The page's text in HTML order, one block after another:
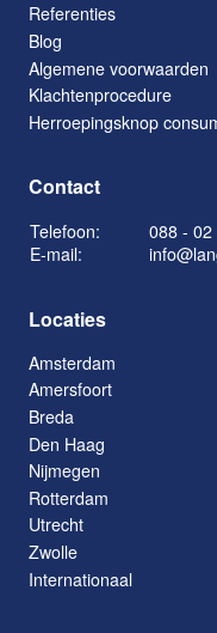
Referenties
Blog
Algemene voorwaarden
Klachtenprocedure
Herroepingsknop
Contact
Telefoon:
088 -
E-mail:
Locaties
Amsterdam
Amersfoort
Breda
Den Haag
Nijmegen
Rotterdam
Utrecht
Zwolle
Internationaal